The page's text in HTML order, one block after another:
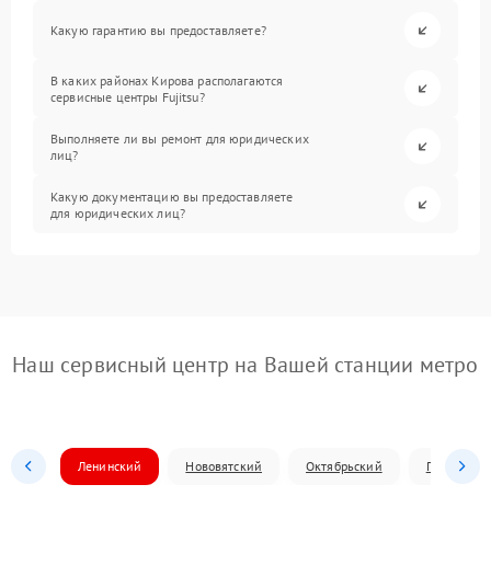
Какую гарантию вы предоставляете?
В каких районах Кирова располагаются
сервисные центры Fujitsu?
Выполняете ли вы ремонт для юридических
лиц?
Какую документацию вы предоставляете
для юридических лиц?
Наш сервисный центр на Вашей станции метро
Ленинский Нововятский Октябрьский